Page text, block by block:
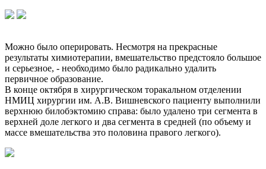
Можно было оперировать. Несмотря на прекрасные
результаты химиотерапии, вмешательство предстояло большое
и серьезное, - необходимо было радикально удалить
первичное образование.
В конце октября в хирургическом торакальном отделении
НМИЦ хирургии им. А.В. Вишневского пациенту выполнили
верхнюю билобэктомию справа: было удалено три сегмента в
верхней доле легкого и два сегмента в средней (по объему и
массе вмешательства это половина правого легкого).